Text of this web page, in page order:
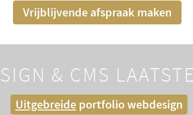
Vrijblijvende afspraak maken
& CMS
Uitgebreideportfolio webdesign